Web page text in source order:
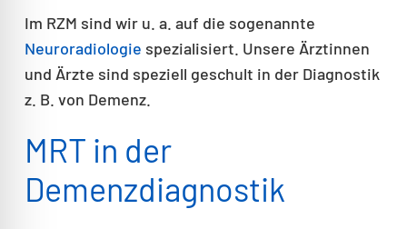
Im RZM sind wir u. a. auf die sogenannte
Neuroradiologie spezialisiert. Unsere Ärztinnen
und Ärzte sind speziell geschult in der Diagnostik
z. B. von Demenz.
MRT in der
Demenzdiagnostik